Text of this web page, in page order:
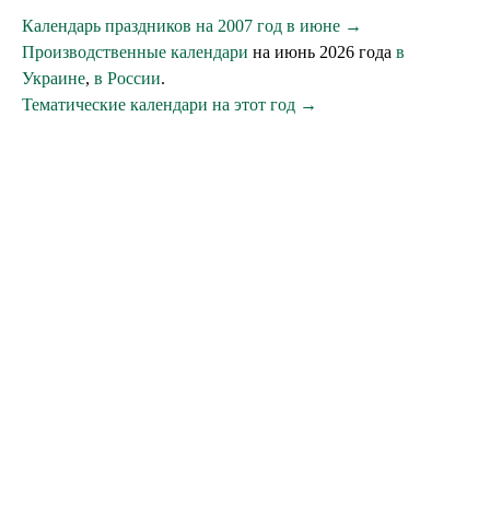
Календарь праздников на 2007 год в июне →
Производственные календари на июнь 2026 года в
Украине, в России.
Тематические календари на этот год →